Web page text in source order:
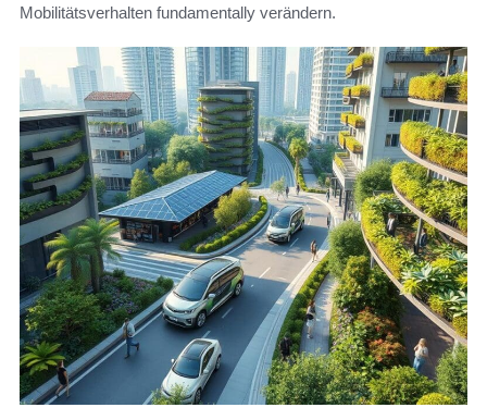
Mobilitätsverhalten fundamentally verändern.